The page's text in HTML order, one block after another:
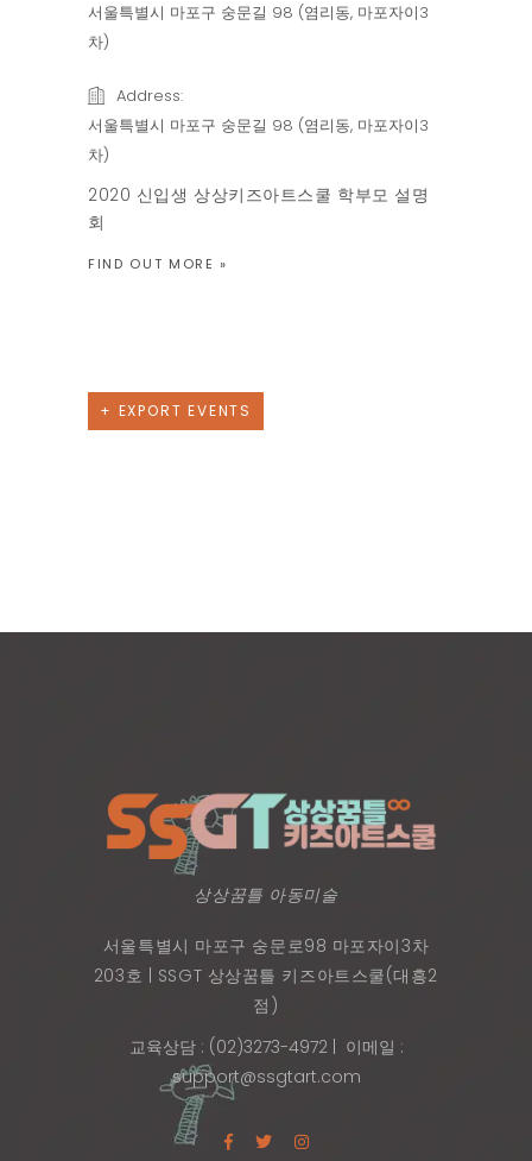
서울특별시 마포구 숭문길 98 (염리동, 마포자이3
차)
Address:
서울특별시 마포구 숭문길 98 (염리동, 마포자이3
차)
2020 신입생 상상키즈아트스쿨 학부모 설명
회
FIND OUT MORE »
+ EXPORT EVENTS
상상꿈틀 아동미술
서울특별시 마포구 숭문로98 마포자이3차
203호 | SSGT 상상꿈틀 키즈아트스쿨(대흥2
점)
교육상담 : (02)3273-4972| 이메일 :
support@ssgtart.com